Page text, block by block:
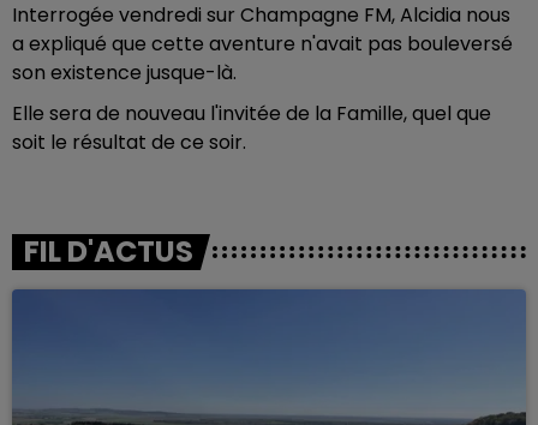
Interrogée vendredi sur Champagne FM, Alcidia nous
a expliqué que cette aventure n'avait pas bouleversé
son existence jusque-là.
Elle sera de nouveau l'invitée de la Famille, quel que
soit le résultat de ce soir.
FIL D'ACTUS